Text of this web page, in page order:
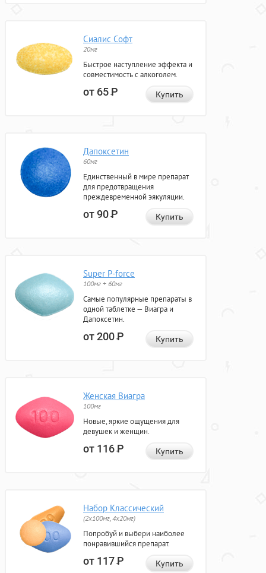
Сиалис Софт
20мг
Быстрое наступление эффекта и
совместимость с алкоголем.
от 65Р Купить
Дапоксетин
60мг
Единственный в мире препарат
для предотвращения
преждевременной эякуляции.
от 90Р Купить
Super P-force
100мг + 60мг
Самые популярные препараты в
одной таблетке — Виагра и
Дапоксетин.
от 200Р Купить
Женская Виагра
100мг
Новые, яркие ощущения для
девушек и женщин.
от 116Р Купить
Набор Классический
(2x100мг, 4x20мг)
Попробуй и выбери наиболее
понравившийся препарат.
от 117Р Купить